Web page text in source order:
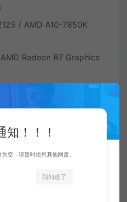
/ AMD A10-7850K
Radeon R7 Graphics
285 | AMD Radeon™ 7
知！！！
空，请暂时使用其他网盘。
我知道了